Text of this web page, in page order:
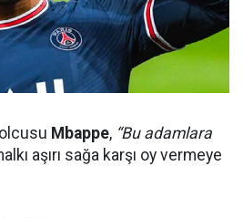
Mbappe, “Bu adamlara
aşırı sağa karşı oy vermeye